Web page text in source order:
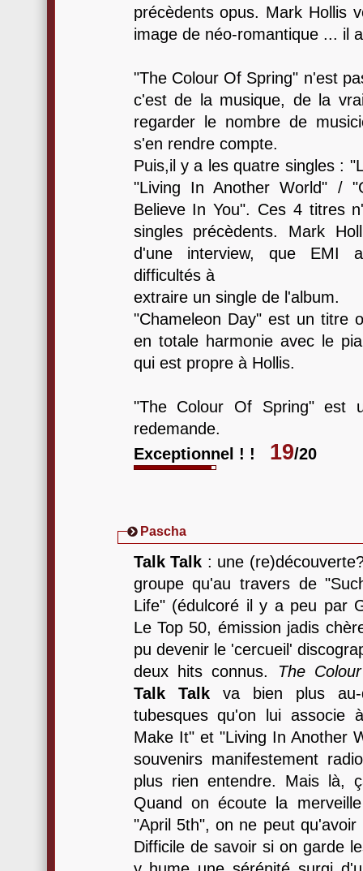
précèdents opus. Mark Hollis
image de néo-romantique ... il
"The Colour Of Spring" n'est
c'est de la musique, de la
regarder le nombre de
s'en rendre compte.
Puis,il y a les quatre singles :
"Living In Another World" /
Believe In You". Ces 4 titres
singles précèdents. Mark
d'une interview, que EMI
difficultés à
extraire un single de l'album.
"Chameleon Day" est un titre
en totale harmonie avec le
qui est propre à Hollis.
"The Colour Of Spring" est
redemande.
Exceptionnel ! !
19/20
Pascha
Talk Talk : une
groupe qu'au travers de
Life" (édulcoré il y a peu par
Le Top 50, émission jadis
pu devenir le 'cercueil'
deux hits connus.
The
Talk Talkva bien plus au-
tubesques qu'on lui associe
Make It" et "Living In Another
souvenirs manifestement
plus rien entendre. Mais là,
Quand on écoute la
"April 5th", on ne peut
Difficile de savoir si on garde